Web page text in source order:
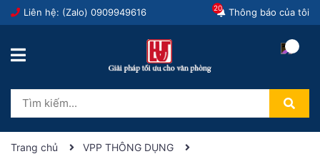
Liên hệ: (Zalo) 0909949616 Thông báo của tôi
20
Trang chủ
VPP THÔNG DỤNG